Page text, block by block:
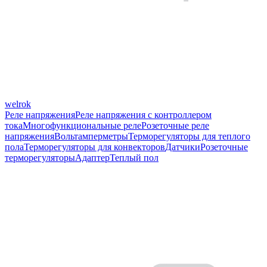
welrok
Реле напряженияРеле напряжения с контроллером
токаМногофункциональные релеРозеточные реле
напряженияВольтамперметрыТерморегуляторы для теплого
полаТерморегуляторы для конвекторовДатчикиРозеточные
терморегуляторыАдаптерТеплый пол